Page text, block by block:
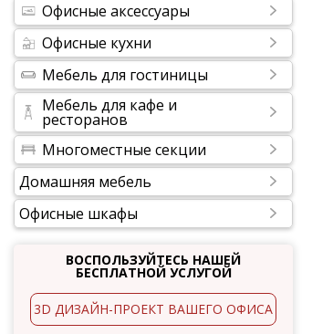
Офисные аксессуары
Офисные кухни
Мебель для гостиницы
Мебель для кафе и
ресторанов
Многоместные секции
Домашняя мебель
Офисные шкафы
ВОСПОЛЬЗУЙТЕСЬ НАШЕЙ
БЕСПЛАТНОЙ УСЛУГОЙ
3D ДИЗАЙН-ПРОЕКТ ВАШЕГО ОФИСА